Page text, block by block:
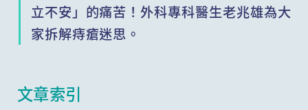
立不安」的痛苦！外科專科醫生老兆雄為大
家拆解痔瘡迷思。
文章索引